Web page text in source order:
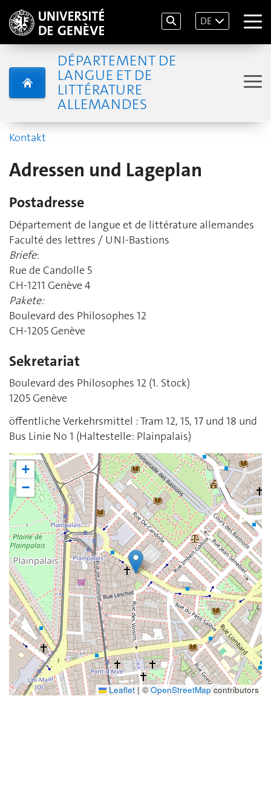
DE
DÉPARTEMENT DE
LANGUE ET DE
LITTÉRATURE
ALLEMANDES
Kontakt
Adressen und Lageplan
Postadresse
Département de langue et de littérature allemandes
Faculté des lettres / UNI-Bastions
Briefe:
Rue de Candolle 5
CH-1211 Genève 4
Pakete:
Boulevard des Philosophes 12
CH-1205 Genève
Sekretariat
Boulevard des Philosophes 12 (1. Stock)
1205 Genève
öffentliche Verkehrsmittel : Tram 12, 15, 17 und 18 und
Bus Linie No 1 (Haltestelle: Plainpalais)
+
−
Leaflet | © OpenStreetMapcontributors